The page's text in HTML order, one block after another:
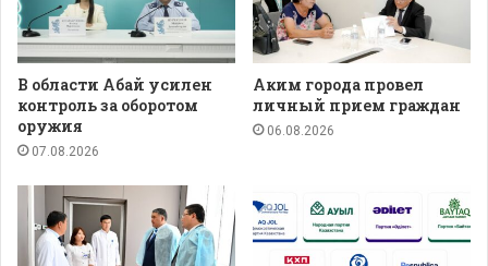
В области Абай усилен
контроль за оборотом
оружия
07.08.2026
Аким города провел
личный прием граждан
06.08.2026